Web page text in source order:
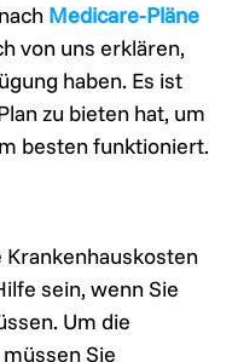
Medicare-Pläne
von uns erklären,
haben. Es ist
zu bieten hat, um
besten funktioniert.
Krankenhauskosten
sein, wenn Sie
Um die
Sie